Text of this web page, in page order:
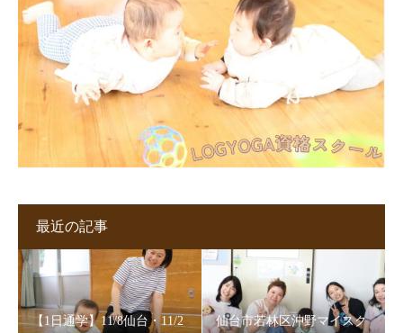
最近の記事
【1日通学】11/8仙台・11/2
仙台市若林区沖野マイスク